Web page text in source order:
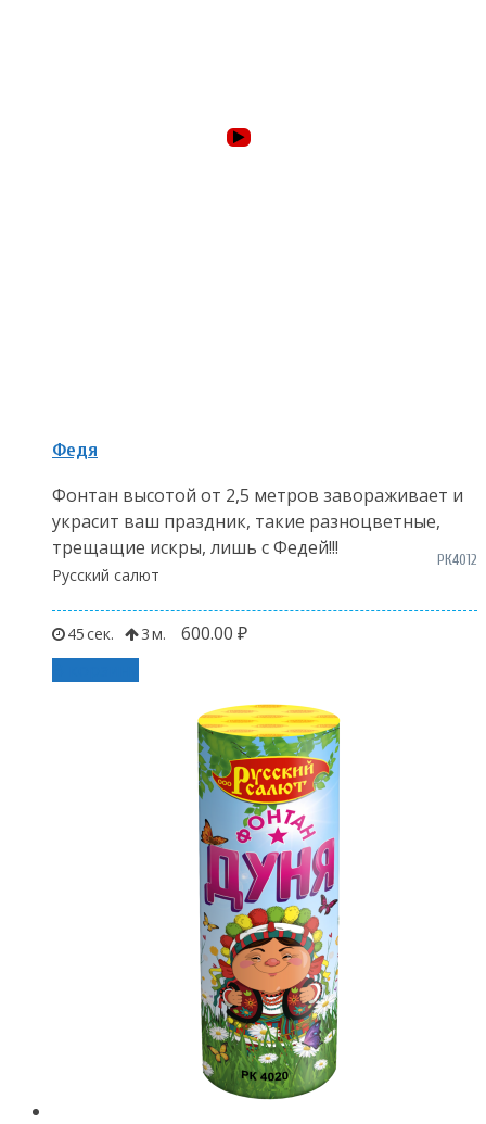
Федя
Фонтан высотой от 2,5 метров завораживает и
украсит ваш праздник, такие разноцветные,
трещащие искры, лишь с Федей!!!
РК4012
Русский салют
45 3 600.00 ₽